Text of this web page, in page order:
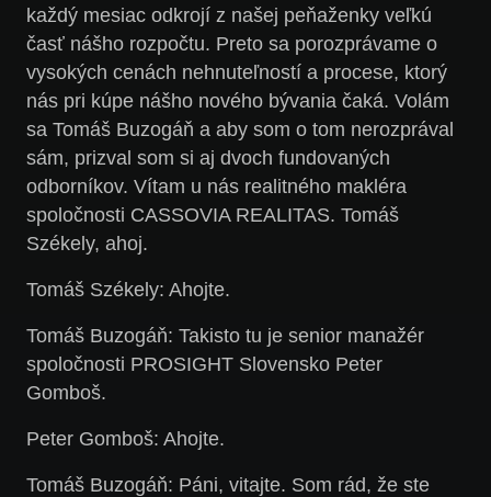
každý mesiac odkrojí z našej peňaženky veľkú
časť nášho rozpočtu. Preto sa porozprávame o
vysokých cenách nehnuteľností a procese, ktorý
nás pri kúpe nášho nového bývania čaká. Volám
sa Tomáš Buzogáň a aby som o tom nerozprával
sám, prizval som si aj dvoch fundovaných
odborníkov. Vítam u nás realitného makléra
spoločnosti CASSOVIA REALITAS. Tomáš
Székely, ahoj.
Tomáš Székely: Ahojte.
Tomáš Buzogáň: Takisto tu je senior manažér
spoločnosti PROSIGHT Slovensko Peter
Gomboš.
Peter Gomboš: Ahojte.
Tomáš Buzogáň: Páni, vitajte. Som rád, že ste